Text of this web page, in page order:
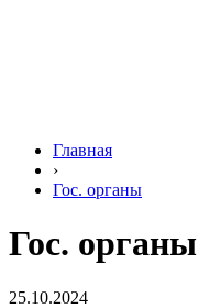
Главная
›
Гос. органы
Гос. органы
25.10.2024